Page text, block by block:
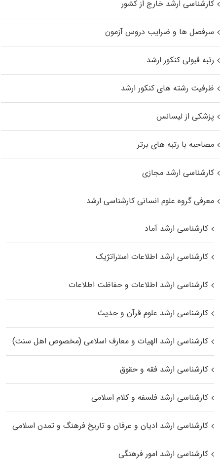
کارشناسی ارشد خارج از کشور
سرفصل ها و ضرایب دروس آزمون
رتبه قبولی کنکور ارشد
ظرفیت رشته های کنکور ارشد
پزشکی از لیسانس
مصاحبه با رتبه های برتر
کارشناسی ارشد مجازی
معرفی گروه علوم انسانی کارشناسی ارشد
کارشناسی ارشد آماد
کارشناسی ارشد اطلاعات استراتژیک
کارشناسی ارشد اطلاعات و حفاظت اطلاعات
کارشناسی ارشد علوم قرآن و حدیث
کارشناسی ارشد الهیات و معارف اسلامی (مخصوص اهل سنت)
کارشناسی ارشد فقه و حقوق
کارشناسی ارشد فلسفه و کلام اسلامی
کارشناسی ارشد ادیان و عرفان و تاریخ فرهنگ و تمدن اسلامی
کارشناسی ارشد امور فرهنگی